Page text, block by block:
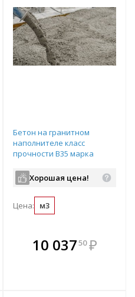
В комплекте
всегда выгоднее!
Бетон на гранитном
наполнителе класс
прочности B35 марка
подвижность П3
водопроницаемость W8 с
ПМД до -5 градусов
Хорошая цена!
Цена: м3
10 03750 ₽